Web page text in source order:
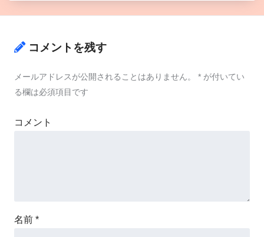
コメントを残す
メールアドレスが公開されることはありません。 * が付いてい
る欄は必須項目です
コメント
名前 *